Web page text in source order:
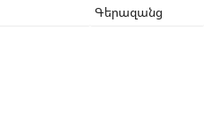
Գերազանց